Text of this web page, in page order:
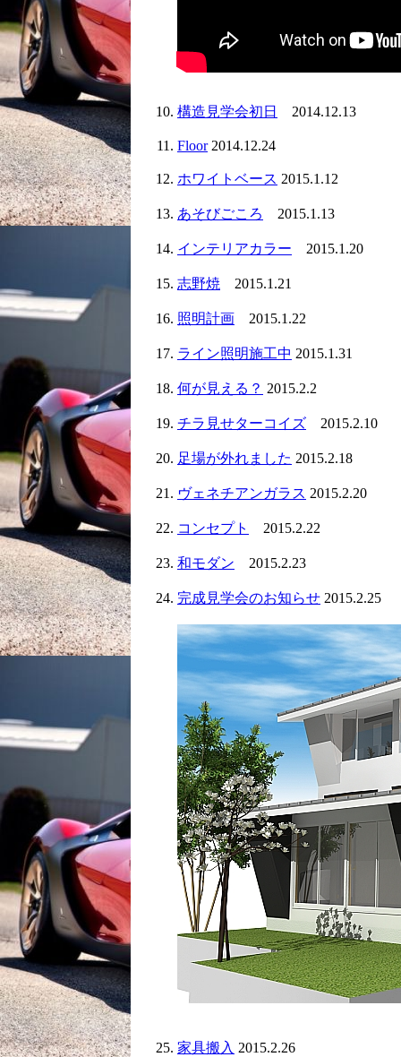
構造見学会初日 2014.12.13
Floor2014.12.24
ホワイトベース 2015.1.12
あそびごころ 2015.1.13
インテリアカラー 2015.1.20
志野焼 2015.1.21
照明計画 2015.1.22
ライン照明施工中 2015.1.31
何が見える？ 2015.2.2
チラ見せターコイズ 2015.2.10
足場が外れました 2015.2.18
ヴェネチアンガラス 2015.2.20
コンセプト 2015.2.22
和モダン 2015.2.23
完成見学会のお知らせ 2015.2.25
家具搬入 2015.2.26